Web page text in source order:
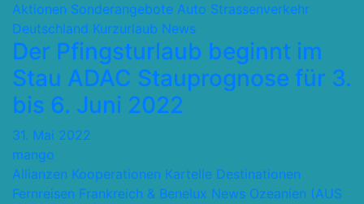
Aktionen Sonderangebote Auto Strassenverkehr
Deutschland Kurzurlaub News
Der Pfingsturlaub beginnt im
Stau ADAC Stauprognose für 3.
bis 6. Juni 2022
31. Mai 2022
mango
Allianzen Kooperationen Kartelle Destinationen
Fernreisen Frankreich & Benelux News Ozeanien (AUS